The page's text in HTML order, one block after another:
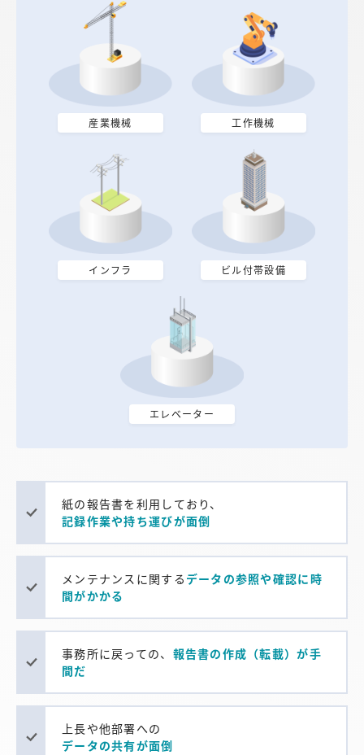
産業機械 工作機械
インフラ ビル付帯設備
エレベーター
紙の報告書を利用しており、
記録作業や持ち運びが面倒
メンテナンスに関する データの参照や確認に時
間がかかる
事務所に戻っての、 報告書の作成（転載）が手
間だ
上長や他部署への
データの共有が面倒